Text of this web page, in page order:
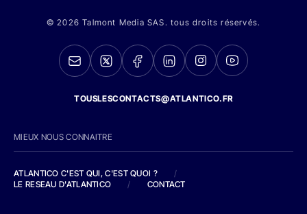
© 2026 Talmont Media SAS. tous droits réservés.
TOUSLESCONTACTS@ATLANTICO.FR
MIEUX NOUS CONNAITRE
ATLANTICO C'EST QUI, C'EST QUOI ?
/
LE RESEAU D'ATLANTICO
/ CONTACT